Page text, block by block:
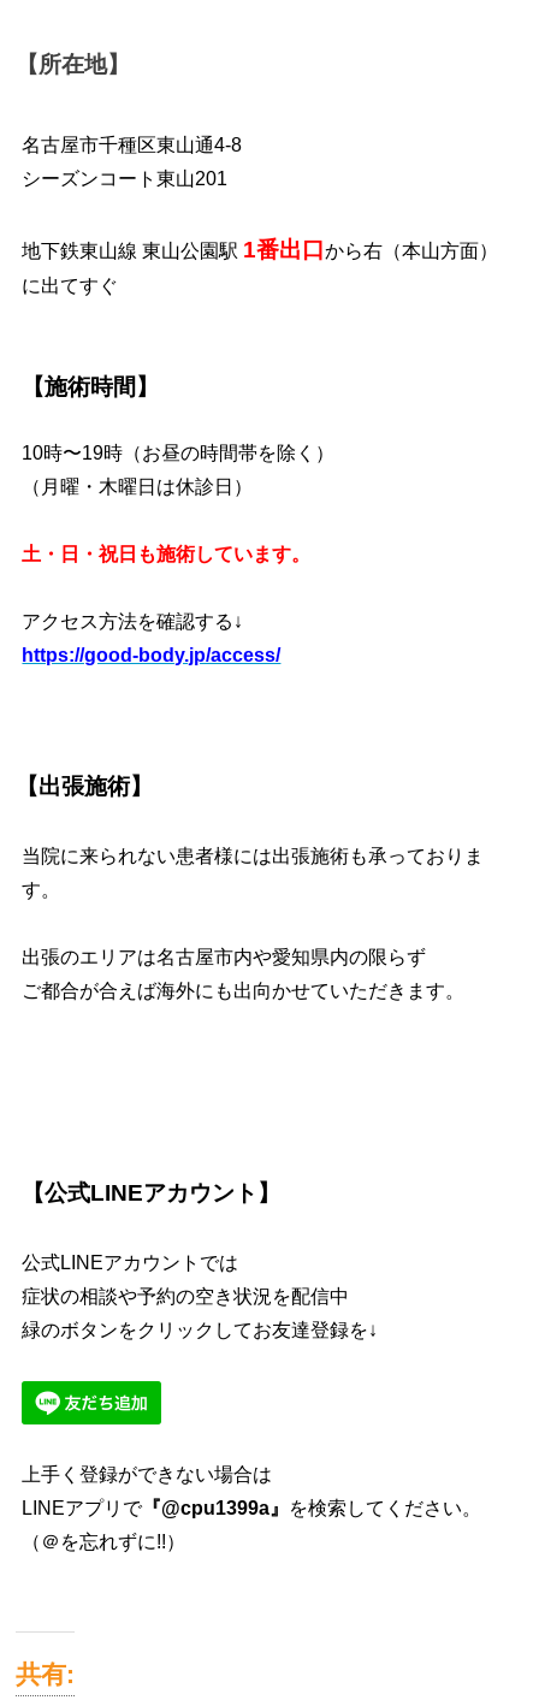
【所在地】
名古屋市千種区東山通4-8
シーズンコート東山201
地下鉄東山線 東山公園駅 1番出口から右（本山方面）
に出てすぐ
【施術時間】
10時〜19時（お昼の時間帯を除く）
（月曜・木曜日は休診日）
土・日・祝日も施術しています。
アクセス方法を確認する↓
https://good-body.jp/access/
【出張施術】
当院に来られない患者様には出張施術も承っておりま
す。
出張のエリアは名古屋市内や愛知県内の限らず
ご都合が合えば海外にも出向かせていただきます。
【公式LINEアカウント】
公式LINEアカウントでは
症状の相談や予約の空き状況を配信中
緑のボタンをクリックしてお友達登録を↓
上手く登録ができない場合は
LINEアプリで『@cpu1399a』 を検索してください。
（＠を忘れずに!!）
共有: